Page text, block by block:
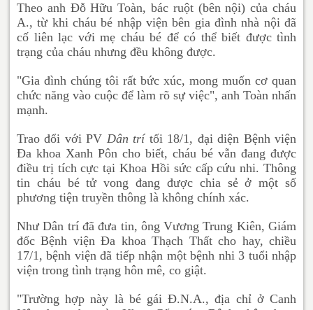
Theo anh Đỗ Hữu Toàn, bác ruột (bên nội) của cháu
A., từ khi cháu bé nhập viện bên gia đình nhà nội đã
cố liên lạc với mẹ cháu bé để có thể biết được tình
trạng của cháu nhưng đều không được.
"Gia đình chúng tôi rất bức xúc, mong muốn cơ quan
chức năng vào cuộc để làm rõ sự việc", anh Toàn nhấn
mạnh.
Trao đổi với PV Dân trítối 18/1, đại diện Bệnh viện
Đa khoa Xanh Pôn cho biết, cháu bé vẫn đang được
điều trị tích cực tại Khoa Hồi sức cấp cứu nhi. Thông
tin cháu bé tử vong đang được chia sẻ ở một số
phương tiện truyền thông là không chính xác.
Như Dân trí đã đưa tin, ông Vương Trung Kiên, Giám
đốc Bệnh viện Đa khoa Thạch Thất cho hay, chiều
17/1, bệnh viện đã tiếp nhận một bệnh nhi 3 tuổi nhập
viện trong tình trạng hôn mê, co giật.
"Trường hợp này là bé gái Đ.N.A., địa chỉ ở Canh